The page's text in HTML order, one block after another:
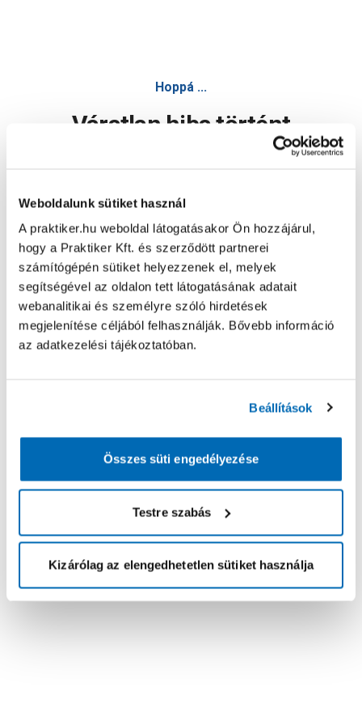
Weboldalunk sütiket használ
A praktiker.hu weboldal látogatásakor Ön hozzájárul,
hogy a Praktiker Kft. és szerződött partnerei
számítógépén sütiket helyezzenek el, melyek
segítségével az oldalon tett látogatásának adatait
webanalitikai és személyre szóló hirdetések
megjelenítése céljából felhasználják. Bővebb információ
az adatkezelési tájékoztatóban.
Beállítások
Összes süti engedélyezése
Testre szabás
Kizárólag az elengedhetetlen sütiket használja
Hoppá ...
Váratlan hiba történt
Oldal újratöltése